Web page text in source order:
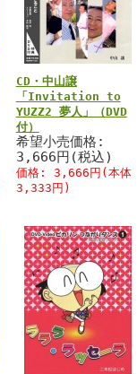
CD・中山譲
「Invitation to
YUZZ2 夢人」（DVD
付）
希望小売価格:
3,666円(税込)
価格: 3,666円(本体
3,333円)